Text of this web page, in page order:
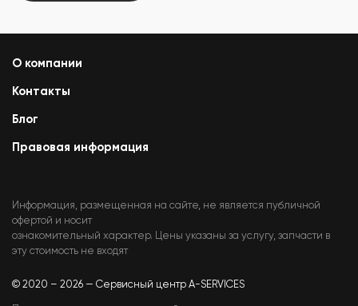
О компании
Контакты
Блог
Правовая информация
Информация, размещенная на сайте, не является публичной
офертой и носит
ознакомительный характер. Цены указаны за услугу, запчасти в
эту стоимость не входят
© 2020 – 2026 — Сервисный центр A-SERVICES